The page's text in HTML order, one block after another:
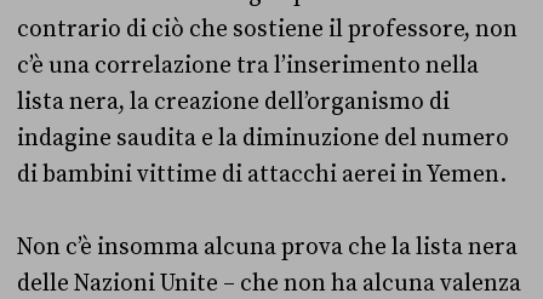
contrario di ciò che sostiene il professore, non
c’è una correlazione tra l’inserimento nella
lista nera, la creazione dell’organismo di
indagine saudita e la diminuzione del numero
di bambini vittime di attacchi aerei in Yemen.
Non c’è insomma alcuna prova che la lista nera
delle Nazioni Unite – che non ha alcuna valenza